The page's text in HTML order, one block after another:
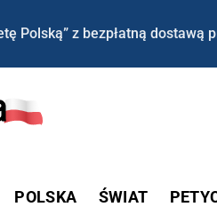
Polską” z bezpłatną
POLSKA ŚWIAT